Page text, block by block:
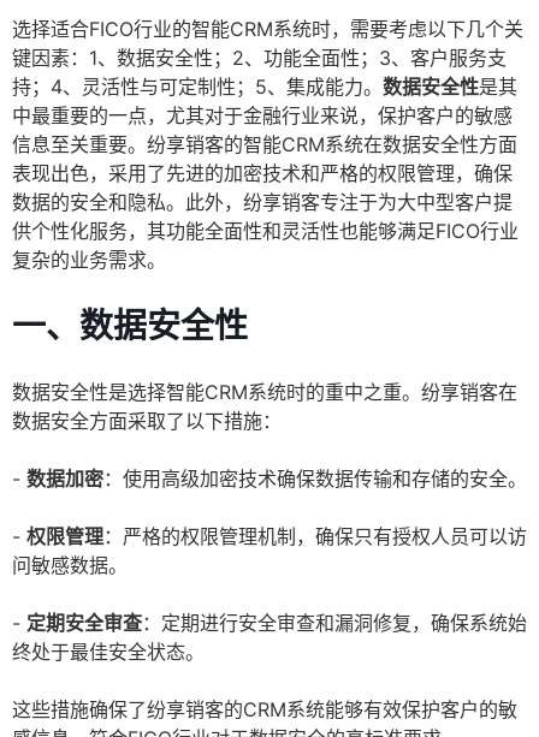
选择适合FICO行业的智能CRM系统时，需要考虑以下几个关
键因素：1、数据安全性；2、功能全面性；3、客户服务支
持；4、灵活性与可定制性；5、集成能力。 数据安全性是其
中最重要的一点，尤其对于金融行业来说，保护客户的敏感
信息至关重要。纷享销客的智能CRM系统在数据安全性方面
表现出色，采用了先进的加密技术和严格的权限管理，确保
数据的安全和隐私。此外，纷享销客专注于为大中型客户提
供个性化服务，其功能全面性和灵活性也能够满足FICO行业
复杂的业务需求。
一、数据安全性
数据安全性是选择智能CRM系统时的重中之重。纷享销客在
数据安全方面采取了以下措施：
- 数据加密：使用高级加密技术确保数据传输和存储的安全。
- 权限管理：严格的权限管理机制，确保只有授权人员可以访
问敏感数据。
- 定期安全审查：定期进行安全审查和漏洞修复，确保系统始
终处于最佳安全状态。
这些措施确保了纷享销客的CRM系统能够有效保护客户的敏